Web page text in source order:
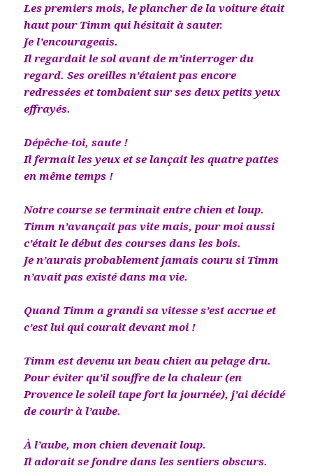
Les premiers mois, le plancher de la voiture était
haut pour Timm qui hésitait à sauter.
Je l’encourageais.
Il regardait le sol avant de m’interroger du
regard. Ses oreilles n’étaient pas encore
redressées et tombaient sur ses deux petits yeux
effrayés.
Dépêche-toi, saute !
Il fermait les yeux et se lançait les quatre pattes
en même temps !
Notre course se terminait entre chien et loup.
Timm n’avançait pas vite mais, pour moi aussi
c’était le début des courses dans les bois.
Je n’aurais probablement jamais couru si Timm
n’avait pas existé dans ma vie.
Quand Timm a grandi sa vitesse s’est accrue et
c’est lui qui courait devant moi !
Timm est devenu un beau chien au pelage dru.
Pour éviter qu’il souffre de la chaleur (en
Provence le soleil tape fort la journée), j’ai décidé
de courir à l’aube.
À l’aube, mon chien devenait loup.
Il adorait se fondre dans les sentiers obscurs.